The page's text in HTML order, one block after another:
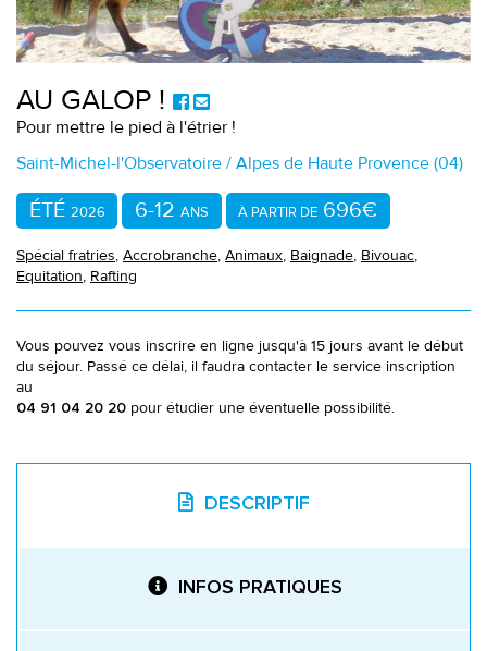
AU GALOP !
Pour mettre le pied à l'étrier !
Saint-Michel-l'Observatoire / Alpes de Haute Provence (04)
ÉTÉ 2026 6-12ANS À PARTIR DE 696€
Spécial fratries, Accrobranche, Animaux, Baignade, Bivouac,
Equitation, Rafting
Vous pouvez vous inscrire en ligne jusqu'à 15 jours avant le début
du séjour. Passé ce délai, il faudra contacter le service inscription
au
04 91 04 20 20 pour étudier une éventuelle possibilité.
DESCRIPTIF
INFOS PRATIQUES